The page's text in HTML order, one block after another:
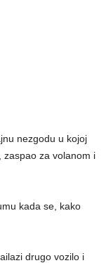
nezgodu u kojoj
zaspao za volanom i
kada se, kako
drugo vozilo i